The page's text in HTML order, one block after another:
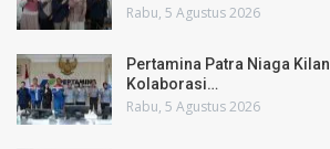
Rabu, 5 Agustus 2026
Pertamina Patra Niaga
Kolaborasi…
Rabu, 5 Agustus 2026